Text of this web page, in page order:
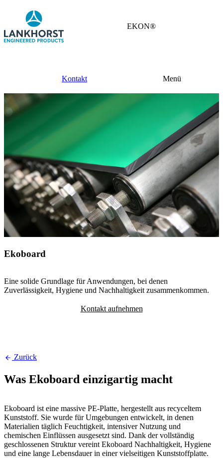
EKON®
Kontakt Menü
Ekoboard
Eine solide Grundlage für Anwendungen, bei denen
Zuverlässigkeit, Hygiene und Nachhaltigkeit zusammenkommen.
Kontakt aufnehmen
Zurück
Was Ekoboard einzigartig macht
Ekoboard ist eine massive PE-Platte, hergestellt aus recyceltem
Kunststoff. Sie wurde für Umgebungen entwickelt, in denen
Materialien täglich Feuchtigkeit, intensiver Nutzung und
chemischen Einflüssen ausgesetzt sind. Dank der vollständig
geschlossenen Struktur vereint Ekoboard Nachhaltigkeit, Hygiene
und eine lange Lebensdauer in einer vielseitigen Kunststoffplatte.